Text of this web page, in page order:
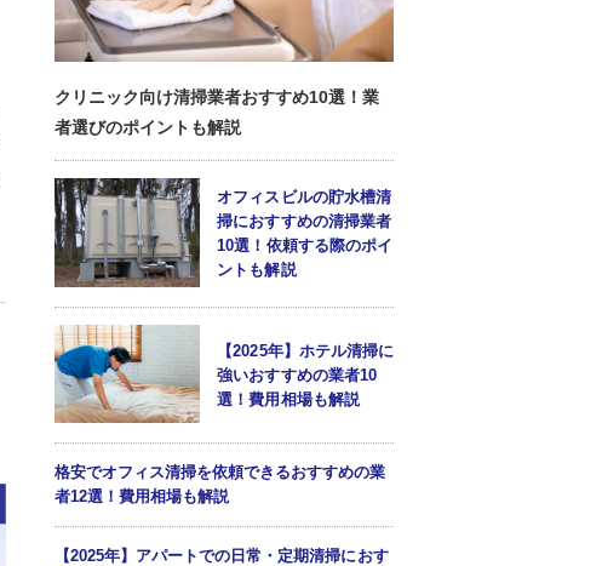
クリニック向け清掃業者おすすめ10選！業
者選びのポイントも解説
オフィスビルの貯水槽清
掃におすすめの清掃業者
10選！依頼する際のポイ
ントも解説
【2025年】ホテル清掃に
強いおすすめの業者10
選！費用相場も解説
格安でオフィス清掃を依頼できるおすすめの業
者12選！費用相場も解説
【2025年】アパートでの日常・定期清掃におす